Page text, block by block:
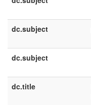
dc.subject
dc.subject
dc.title